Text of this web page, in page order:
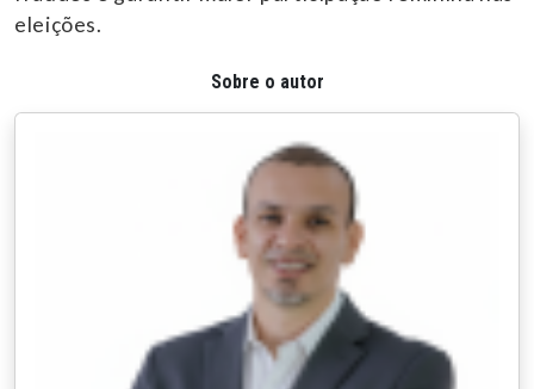
eleições.
Sobre o autor